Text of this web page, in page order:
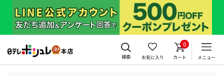
検索 お気に入り
0
カート メニュー